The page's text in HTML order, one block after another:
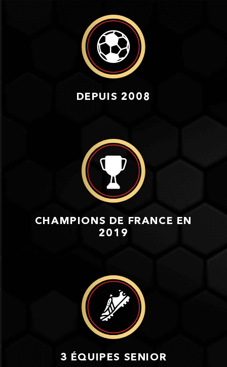
DEPUIS 2008
CHAMPIONS DE FRANCE EN
2019
3 ÉQUIPES SENIOR